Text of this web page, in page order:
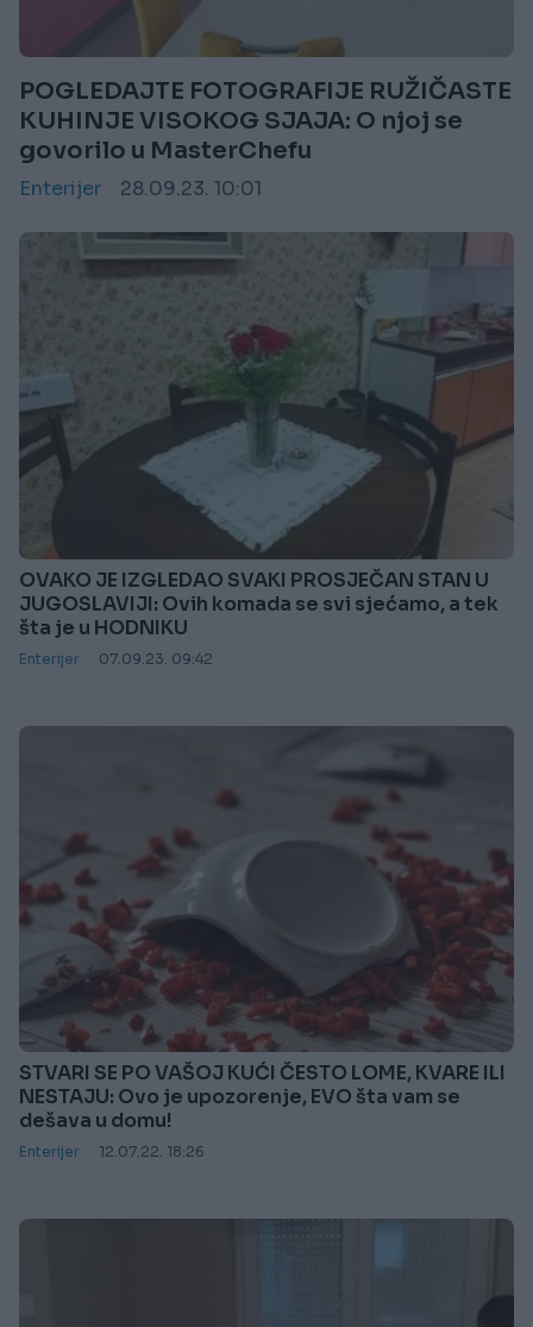
POGLEDAJTE FOTOGRAFIJE RUŽIČASTE
KUHINJE VISOKOG SJAJA: O njoj se
govorilo u MasterChefu
Enterijer 28.09.23. 10:01
OVAKO JE IZGLEDAO SVAKI PROSJEČAN STAN U
JUGOSLAVIJI: Ovih komada se svi sjećamo, a tek
šta je u HODNIKU
Enterijer 07.09.23. 09:42
STVARI SE PO VAŠOJ KUĆI ČESTO LOME, KVARE ILI
NESTAJU: Ovo je upozorenje, EVO šta vam se
dešava u domu!
Enterijer 12.07.22. 18:26